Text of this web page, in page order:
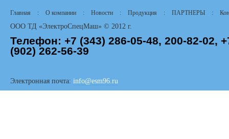
Главная : О компании : Новости : Продукция : ПАРТНЕРЫ :
ООО ТД «ЭлектроСпецМаш» © 2012 г.
Телефон: +7 (343) 286-05-48, 200-82-02,
(902) 262-56-39
Электронная почта: info@esm96.ru